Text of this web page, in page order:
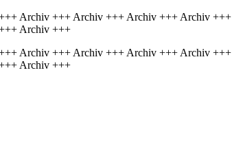
Archiv +++ Archiv +++ Archiv +++ Archiv
Archiv +++
Archiv +++ Archiv +++ Archiv +++ Archiv
Archiv +++